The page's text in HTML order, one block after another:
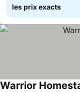
les prix exacts
Warrior